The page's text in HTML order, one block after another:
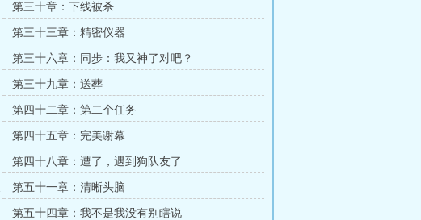
第三十章：下线被杀
第三十三章：精密仪器
第三十六章：同步：我又神了对吧？
第三十九章：送葬
第四十二章：第二个任务
第四十五章：完美谢幕
第四十八章：遭了，遇到狗队友了
第五十一章：清晰头脑
第五十四章：我不是我没有别瞎说